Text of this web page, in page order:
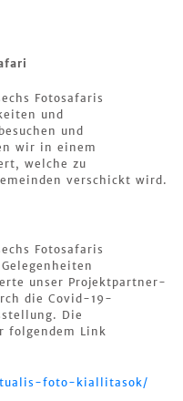
Fotosafaris
und
und
wir in einem
welche zu
verschickt wird.
Fotosafaris
unser Projektpartner-
die Covid-19-
Die
folgendem Link
foto-kiallitasok/